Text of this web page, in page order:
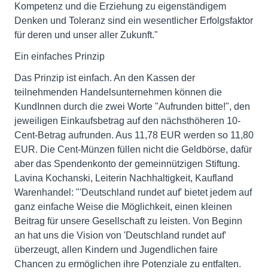
Kompetenz und die Erziehung zu eigenständigem
Denken und Toleranz sind ein wesentlicher Erfolgsfaktor
für deren und unser aller Zukunft."
Ein einfaches Prinzip
Das Prinzip ist einfach. An den Kassen der
teilnehmenden Handelsunternehmen können die
KundInnen durch die zwei Worte "Aufrunden bitte!", den
jeweiligen Einkaufsbetrag auf den nächsthöheren 10-
Cent-Betrag aufrunden. Aus 11,78 EUR werden so 11,80
EUR. Die Cent-Münzen füllen nicht die Geldbörse, dafür
aber das Spendenkonto der gemeinnützigen Stiftung.
Lavina Kochanski, Leiterin Nachhaltigkeit, Kaufland
Warenhandel: "'Deutschland rundet auf' bietet jedem auf
ganz einfache Weise die Möglichkeit, einen kleinen
Beitrag für unsere Gesellschaft zu leisten. Von Beginn
an hat uns die Vision von 'Deutschland rundet auf'
überzeugt, allen Kindern und Jugendlichen faire
Chancen zu ermöglichen ihre Potenziale zu entfalten.